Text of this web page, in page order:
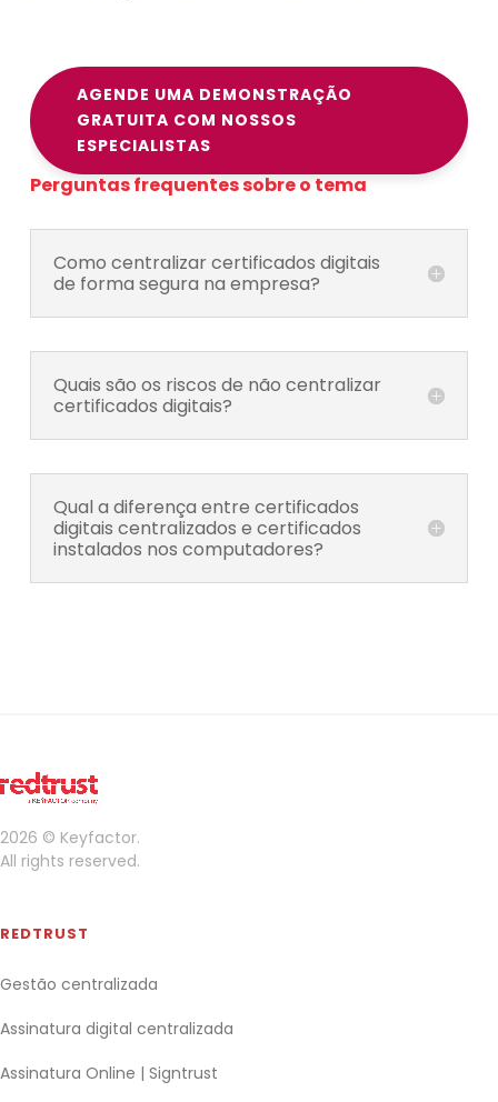
AGENDE UMA DEMONSTRAÇÃO
GRATUITA COM NOSSOS
ESPECIALISTAS
Perguntas frequentes sobre o tema
Como centralizar certificados digitais
de forma segura na empresa?
Quais são os riscos de não centralizar
certificados digitais?
Qual a diferença entre certificados
digitais centralizados e certificados
instalados nos computadores?
2026 © Keyfactor.
All rights reserved.
REDTRUST
Gestão centralizada
Assinatura digital centralizada
Assinatura Online | Signtrust